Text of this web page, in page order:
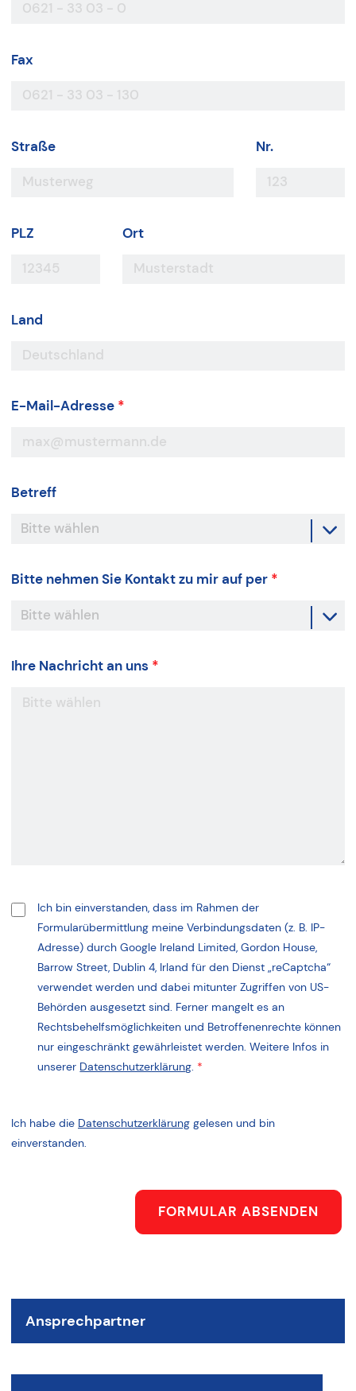
Fax
Straße Nr.
PLZ Ort
Land
E-Mail-Adresse *
Betreff
Bitte nehmen Sie Kontakt zu mir auf per *
Ihre Nachricht an uns *
Ich bin einverstanden, dass im Rahmen der
Formularübermittlung meine Verbindungsdaten (z. B. IP-
Adresse) durch Google Ireland Limited, Gordon House,
Barrow Street, Dublin 4, Irland für den Dienst „reCaptcha“
verwendet werden und dabei mitunter Zugriffen von US-
Behörden ausgesetzt sind. Ferner mangelt es an
Rechtsbehelfsmöglichkeiten und Betroffenenrechte können
nur eingeschränkt gewährleistet werden. Weitere Infos in
unserer Datenschutzerklärung. *
Ich habe die Datenschutzerklärung gelesen und bin
einverstanden.
FORMULAR ABSENDEN
Ansprechpartner